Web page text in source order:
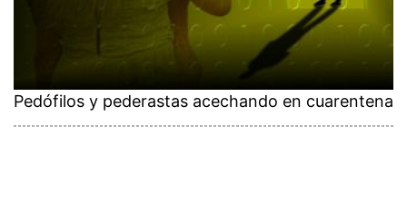
Pedófilos y pederastas acechando en cuarentena